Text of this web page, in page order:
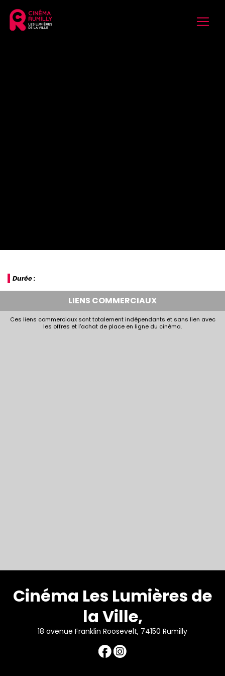
Durée :
LIENS COMMERCIAUX
Ces liens commerciaux sont totalement indépendants et sans lien avec
les offres et l'achat de place en ligne du cinéma.
Cinéma Les Lumières de
la Ville,
18 avenue Franklin Roosevelt, 74150 Rumilly